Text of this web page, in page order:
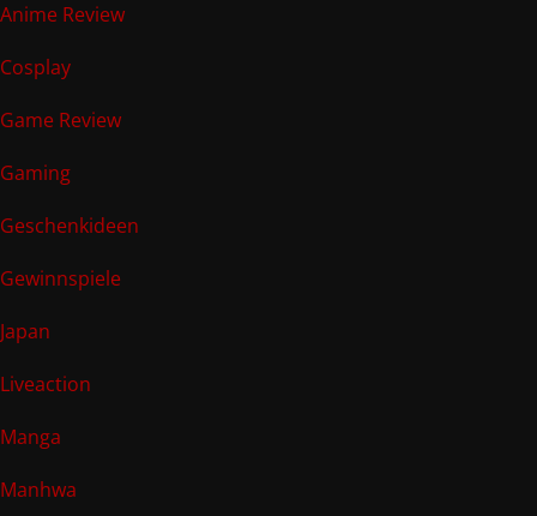
Anime Review
Cosplay
Game Review
Gaming
Geschenkideen
Gewinnspiele
Japan
Liveaction
Manga
Manhwa